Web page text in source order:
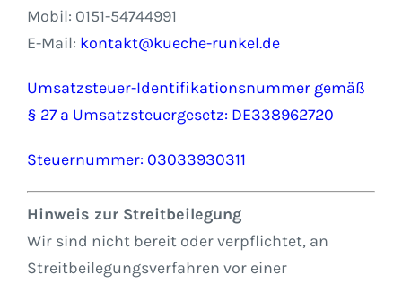
Mobil: 0151-54744991
E-Mail: kontakt@kueche-runkel.de
Umsatzsteuer-Identifikationsnummer gemäß
§ 27 a Umsatzsteuergesetz: DE338962720
Steuernummer: 03033930311
Hinweis zur Streitbeilegung
Wir sind nicht bereit oder verpflichtet, an
Streitbeilegungsverfahren vor einer